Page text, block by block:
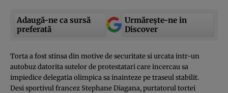
Adaugă-ne ca sursă
preferată
Urmărește-ne in
Discover
Torta a fost stinsa din motive de securitate si urcata intr-un
autobuz datorita sutelor de protestatari care incercau sa
impiedice delegatia olimpica sa inainteze pe traseul stabilit.
Desi sportivul francez Stephane Diagana, purtatorul tortei